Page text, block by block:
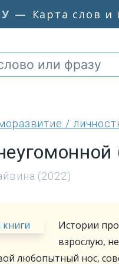
— Карта слов и
/
(2022)
Истории
взрослую,
любопытный нос,